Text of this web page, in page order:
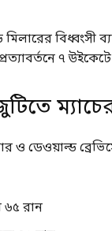
বিধ্বংসী
৭
ও ডেওয়াল্ড
৬৫ রান